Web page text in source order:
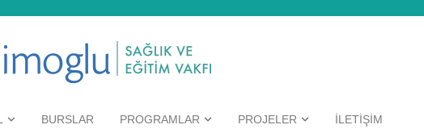
BURSLAR PROGRAMLAR PROJELER İLETİŞİM